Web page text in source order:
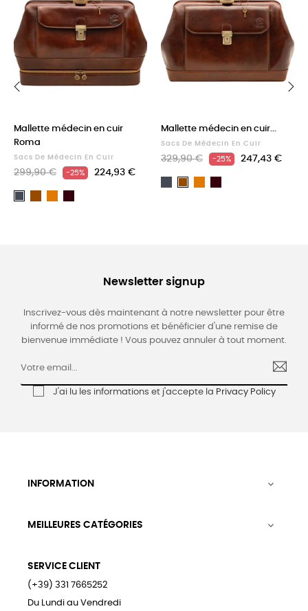
Mallette médecin en cuir
Roma
Sacs De Médecin En Cuir
299,90 € -25% 224,93 €
Mallette médecin en cuir...
Sacs De Médecin En Cuir
329,90 € -25% 247,43 €
Newsletter signup
Inscrivez-vous dès maintenant à notre newsletter pour être
informé de nos promotions et bénéficier d'une remise de
bienvenue immédiate ! Vous pouvez annuler à tout moment.
J'ai lu les informations et j'accepte la Privacy Policy
INFORMATION 
MEILLEURES CATÉGORIES 
SERVICE CLIENT
(+39) 331 7665252
Du Lundi au Vendredi